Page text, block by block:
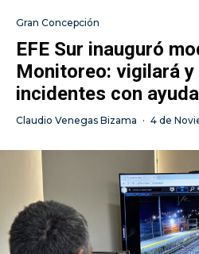
Gran Concepción
EFE Sur inauguró
Monitoreo: vigilará y
incidentes con
Claudio Venegas Bizama · 4 de